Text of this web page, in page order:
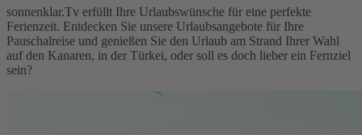
sonnenklar.Tv erfüllt Ihre Urlaubswünsche für eine perfekte
Ferienzeit. Entdecken Sie unsere Urlaubsangebote für Ihre
Pauschalreise und genießen Sie den Urlaub am Strand Ihrer Wahl
auf den Kanaren, in der Türkei, oder soll es doch lieber ein Fernziel
sein?